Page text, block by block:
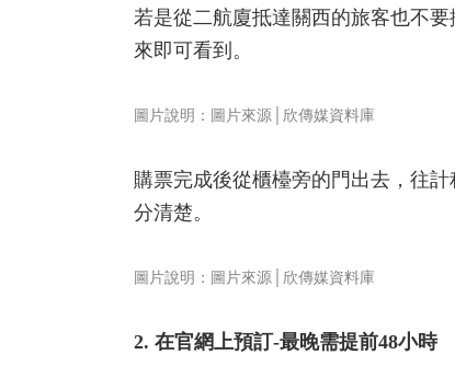
若是從二航廈抵達關西的旅客也不
來即可看到。
圖片說明：圖片來源│欣傳媒資料庫
購票完成後從櫃檯旁的門出去，往
分清楚。
圖片說明：圖片來源│欣傳媒資料庫
2. 在官網上預訂-最晚需提前48小時